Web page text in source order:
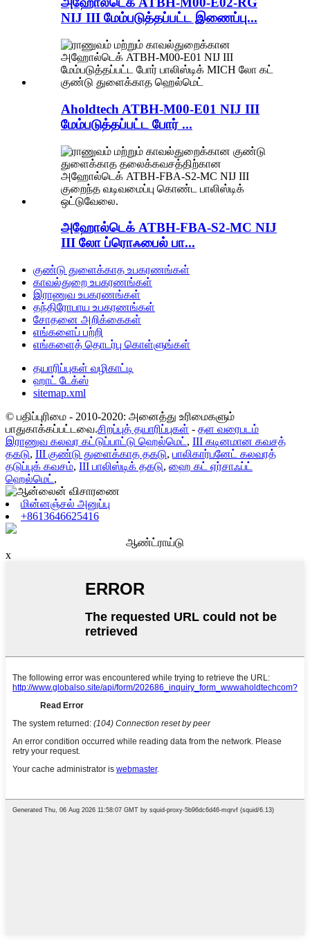
NIJ III மேம்படுத்தப்பட்ட இணைப்பு...
Aholdtech ATBH-M00-E01 NIJ III
மேம்படுத்தப்பட்ட போர் ...
அஹோல்டெக் ATBH-FBA-S2-MC NIJ
III லோ ப்ரொஃபைல் பா...
குண்டு துளைக்காத உபகரணங்கள்
காவல்துறை உபகரணங்கள்
இராணுவ உபகரணங்கள்
தந்திரோபாய உபகரணங்கள்
சோதனை அறிக்கைகள்
எங்களைப் பற்றி
எங்களைத் தொடர்பு கொள்ளுங்கள்
தயாரிப்புகள் வழிகாட்டி
ஹாட் டேக்ஸ்
sitemap.xml
© பதிப்புரிமை - 2010-2020: அனைத்து உரிமைகளும்
பாதுகாக்கப்பட்டவை.சிறப்புத் தயாரிப்புகள் - தள வரைபடம்
இராணுவ கலவர கட்டுப்பாட்டு ஹெல்மெட் , III கடினமான கவசத்
தகடு, III குண்டு துளைக்காத தகடு, பாலிகார்பனேட் கலவரத்
தடுப்புக் கவசம், III பாலிஸ்டிக் தகடு, ஹை கட் ஏர்சாஃப்ட்
ஹெல்மெட் ,
மின்னஞ்சல் அனுப்பு
+8613646625416
ஆண்ட்ராய்டு
x